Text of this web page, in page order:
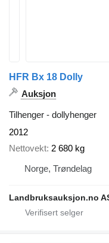
HFR Bx 18 Dolly
Auksjon
Tilhenger - dollyhenger
2012
Nettovekt 2 680 kg
Norge, Trøndelag
Landbruksauksjon.no